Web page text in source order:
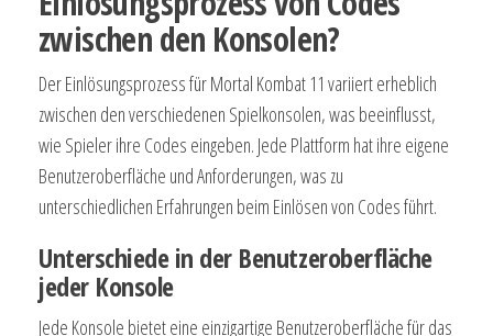
zwischen den Konsolen?
Der Einlösungsprozess für Mortal Kombat 11 variiert erheblich
zwischen den verschiedenen Spielkonsolen, was beeinflusst,
wie Spieler ihre Codes eingeben. Jede Plattform hat ihre eigene
Benutzeroberfläche und Anforderungen, was zu
unterschiedlichen Erfahrungen beim Einlösen von Codes führt.
Unterschiede in der Benutzeroberfläche
jeder Konsole
Jede Konsole bietet eine einzigartige Benutzeroberfläche für das